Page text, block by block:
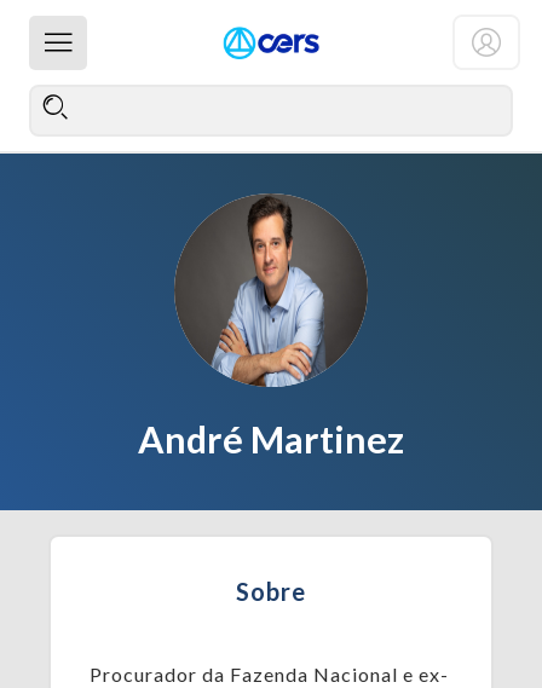
André Martinez
Sobre
Procurador da Fazenda Nacional e ex-